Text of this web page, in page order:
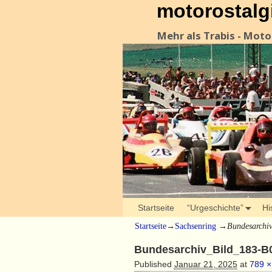
Mehr als Trabis -
Startseite “Urgeschichte”
Startseite→ Sachsenring →
Bundesarchiv_Bild_183-
Published Januar 21, 2025at 789